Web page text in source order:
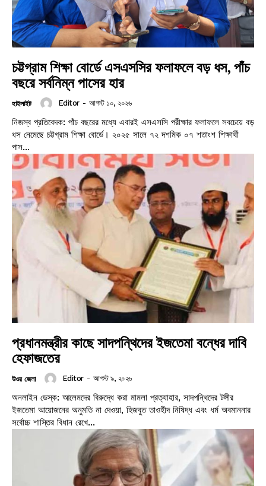
চট্টগ্রাম শিক্ষা বোর্ডে এসএসসির ফলাফলে বড় ধস, পাঁচ
বছরে সর্বনিম্ন পাসের হার
হাইলাইট Editor - আগস্ট ১০, ২০২৬
নিজস্ব প্রতিবেদক: পাঁচ বছরের মধ্যে এবারই এসএসসি পরীক্ষার ফলাফলে সবচেয়ে বড়
ধস নেমেছে চট্টগ্রাম শিক্ষা বোর্ডে। ২০২৫ সালে ৭২ দশমিক ০৭ শতাংশ শিক্ষার্থী
পাস...
প্রধানমন্ত্রীর কাছে সাদপন্থিদের ইজতেমা বন্ধের দাবি
হেফাজতের
উওর জেলা Editor - আগস্ট ৯, ২০২৬
অনলাইন ডেস্ক: আলেমদের বিরুদ্ধে করা মামলা প্রত্যাহার, সাদপন্থিদের টঙ্গীর
ইজতেমা আয়োজনের অনুমতি না দেওয়া, হিজবুত তাওহীদ নিষিদ্ধ এবং ধর্ম অবমাননার
সর্বোচ্চ শাস্তির বিধান রেখে...